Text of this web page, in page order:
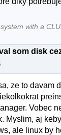
with a
ze to davam
Vobec
Myslim, aj
ale linux by